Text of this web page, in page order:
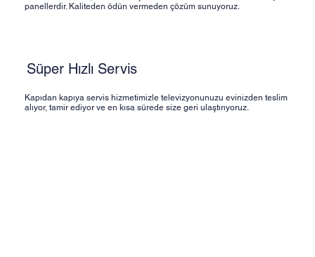
panellerdir. Kaliteden ödün vermeden çözüm sunuyoruz.
Süper Hızlı Servis
Kapıdan kapıya servis hizmetimizle televizyonunuzu evinizden teslim
alıyor, tamir ediyor ve en kısa sürede size geri ulaştırıyoruz.